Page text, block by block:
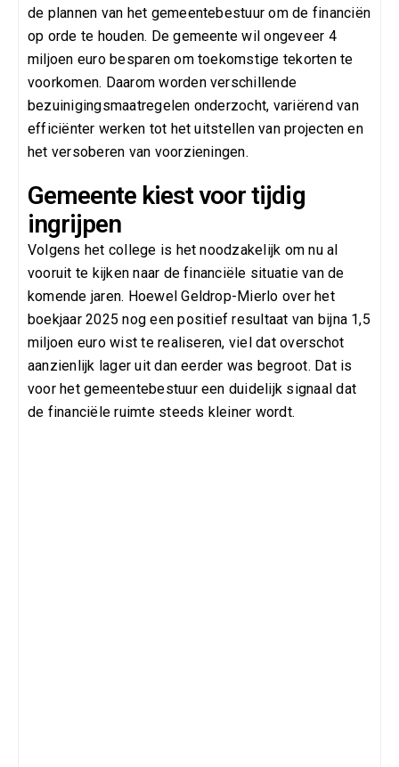
de plannen van het gemeentebestuur om de financiën
op orde te houden. De gemeente wil ongeveer 4
miljoen euro besparen om toekomstige tekorten te
voorkomen. Daarom worden verschillende
bezuinigingsmaatregelen onderzocht, variërend van
efficiënter werken tot het uitstellen van projecten en
het versoberen van voorzieningen.
Gemeente kiest voor tijdig
ingrijpen
Volgens het college is het noodzakelijk om nu al
vooruit te kijken naar de financiële situatie van de
komende jaren. Hoewel Geldrop-Mierlo over het
boekjaar 2025 nog een positief resultaat van bijna 1,5
miljoen euro wist te realiseren, viel dat overschot
aanzienlijk lager uit dan eerder was begroot. Dat is
voor het gemeentebestuur een duidelijk signaal dat
de financiële ruimte steeds kleiner wordt.